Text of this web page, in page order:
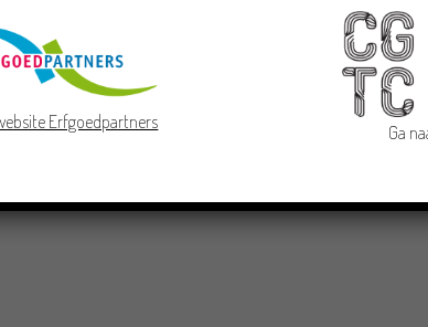
Erfgoedpartners
Ga